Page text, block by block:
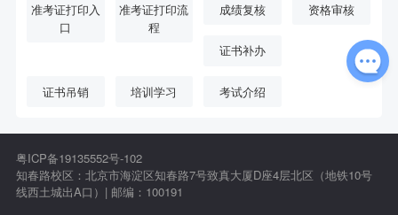
准考证打印入
口
准考证打印流
程
成绩复核 资格审核
证书补办
证书吊销 培训学习 考试介绍
粤ICP备19135552号-102
知春路校区：北京市海淀区知春路7号致真大厦D座4层北区（地铁10号
线西土城出A口）| 邮编：100191